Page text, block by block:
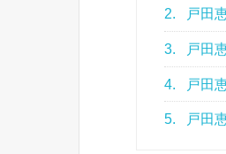
2. 戸田
3. 戸田
4. 戸田
5. 戸田